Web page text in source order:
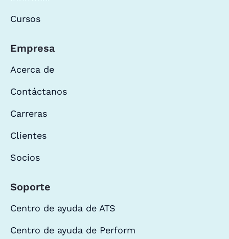
Cursos
Empresa
Acerca de
Contáctanos
Carreras
Clientes
Socios
Soporte
Centro de ayuda de ATS
Centro de ayuda de Perform